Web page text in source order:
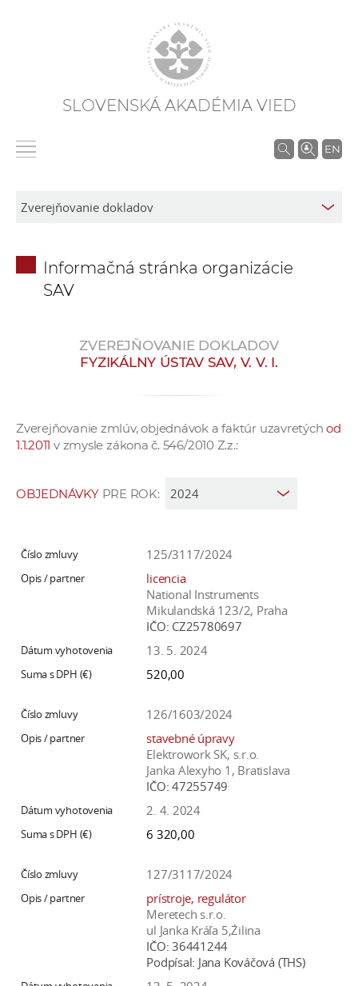
SLOVENSKÁ AKADÉMIA VIED
EN
V
r
V
Informačná stránka organizácie
SAV
ZVEREJŇOVANIE DOKLADOV
FYZIKÁLNY ÚSTAV SAV, V. V. I.
Zverejňovanie zmlúv, objednávok a faktúr uzavretýchod
1.1.2011 v zmysle zákona č. 546/2010 Z.z.:
OBJEDNÁVKYPRE ROK:
125/3117/2024
licencia
National Instruments
Mikulandská 123/2, Praha
IČO: CZ25780697
13. 5. 2024
520,00
126/1603/2024
stavebné úpravy
Elektrowork SK, s.r.o.
Janka Alexyho 1, Bratislava
IČO: 47255749
2. 4. 2024
6 320,00
127/3117/2024
prístroje, regulátor
Meretech s.r.o.
ul Janka Kráľa 5,Źilina
IČO: 36441244
Podpísal: Jana Kováčová (THS)